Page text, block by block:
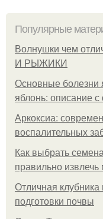
Популярные
Волнушки чем
И РЫЖИКИ
Основные болезни
яблонь: описание
Аркоксиа:
воспалительных
Как выбрать
правильно извлечь
Отличная клубника
подготовки почвы